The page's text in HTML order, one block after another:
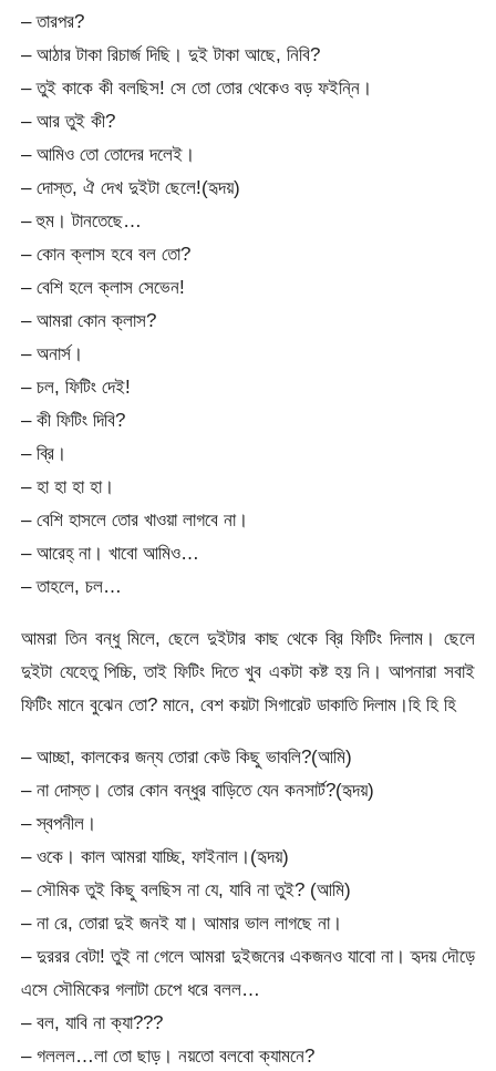
– তারপর?
– আঠার টাকা রিচার্জ দিছি। দুই টাকা আছে, নিবি?
– তুই কাকে কী বলছিস! সে তো তোর থেকেও বড় ফইন্নি।
– আর তুই কী?
– আমিও তো তোদের দলেই।
– দোস্ত, ঐ দেখ দুইটা ছেলে!(হৃদয়)
– হুম। টানতেছে…
– কোন ক্লাস হবে বল তো?
– বেশি হলে ক্লাস সেভেন!
– আমরা কোন ক্লাস?
– অনার্স।
– চল, ফিটিং দেই!
– কী ফিটিং দিবি?
– ব্রি।
– হা হা হা হা।
– বেশি হাসলে তোর খাওয়া লাগবে না।
– আরেহ্ না। খাবো আমিও…
– তাহলে, চল…
আমরা তিন বন্ধু মিলে, ছেলে দুইটার কাছ থেকে ব্রি ফিটিং দিলাম। ছেলে
দুইটা যেহেতু পিচ্চি, তাই ফিটিং দিতে খুব একটা কষ্ট হয় নি। আপনারা সবাই
ফিটিং মানে বুঝেন তো? মানে, বেশ কয়টা সিগারেট ডাকাতি দিলাম।হি হি হি
– আচ্ছা, কালকের জন্য তোরা কেউ কিছু ভাবলি?(আমি)
– না দোস্ত। তোর কোন বন্ধুর বাড়িতে যেন কনসার্ট?(হৃদয়)
– স্বপনীল।
– ওকে। কাল আমরা যাচ্ছি, ফাইনাল।(হৃদয়)
– সৌমিক তুই কিছু বলছিস না যে, যাবি না তুই? (আমি)
– না রে, তোরা দুই জনই যা। আমার ভাল লাগছে না।
– দুররর বেটা! তুই না গেলে আমরা দুইজনের একজনও যাবো না। হৃদয় দৌড়ে
এসে সৌমিকের গলাটা চেপে ধরে বলল…
– বল, যাবি না ক্যা???
– গললল…লা তো ছাড়। নয়তো বলবো ক্যামনে?